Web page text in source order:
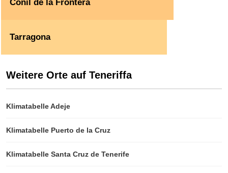
Conil de la Frontera
Tarragona
Weitere Orte auf Teneriffa
Klimatabelle Adeje
Klimatabelle Puerto de la Cruz
Klimatabelle Santa Cruz de Tenerife